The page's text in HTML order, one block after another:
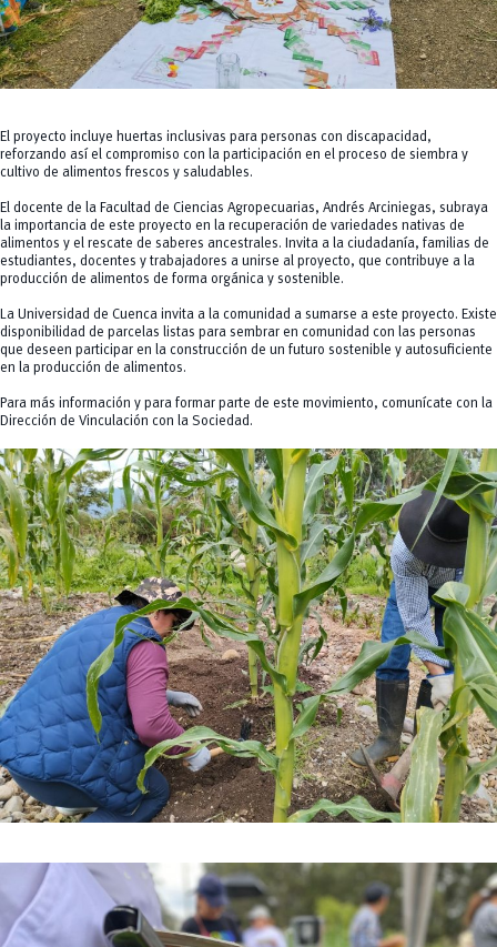
El proyecto incluye huertas inclusivas para personas con discapacidad,
reforzando así el compromiso con la participación en el proceso de siembra y
cultivo de alimentos frescos y saludables.
El docente de la Facultad de Ciencias Agropecuarias, Andrés Arciniegas, subraya
la importancia de este proyecto en la recuperación de variedades nativas de
alimentos y el rescate de saberes ancestrales. Invita a la ciudadanía, familias de
estudiantes, docentes y trabajadores a unirse al proyecto, que contribuye a la
producción de alimentos de forma orgánica y sostenible.
La Universidad de Cuenca invita a la comunidad a sumarse a este proyecto. Existe
disponibilidad de parcelas listas para sembrar en comunidad con las personas
que deseen participar en la construcción de un futuro sostenible y autosuficiente
en la producción de alimentos.
Para más información y para formar parte de este movimiento, comunícate con la
Dirección de Vinculación con la Sociedad.